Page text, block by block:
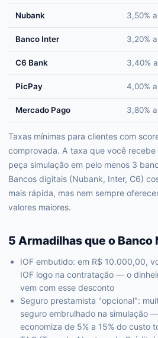
Nubank 3,50%
Banco Inter 3,20%
C6 Bank 3,40%
PicPay 4,00%
Mercado Pago 3,80%
Taxas mínimas para clientes com
comprovada. A taxa que você
peça simulação em pelo menos 3
Bancos digitais (Nubank, Inter, C6)
mais rápida, mas nem sempre
valores maiores.
5 Armadilhas que o Banco
IOF embutido: em R$ 10.000,00,
IOF logo na contratação — o
vem com esse desconto
Seguro prestamista "opcional":
seguro embrulhado na simulação
economiza de 5% a 15% do custo